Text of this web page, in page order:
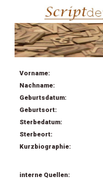
Vorname:
Nachname:
Geburtsdatum:
Geburtsort:
Sterbedatum:
Sterbeort:
Kurzbiographie:
interne Quellen: